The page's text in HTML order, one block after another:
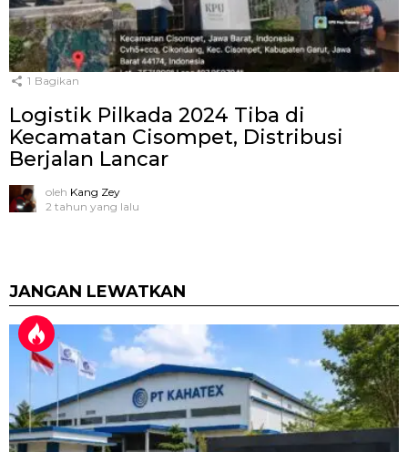
1 Bagikan
Logistik Pilkada 2024 Tiba di
Kecamatan Cisompet, Distribusi
Berjalan Lancar
oleh Kang Zey
2 tahun yang lalu
JANGAN LEWATKAN